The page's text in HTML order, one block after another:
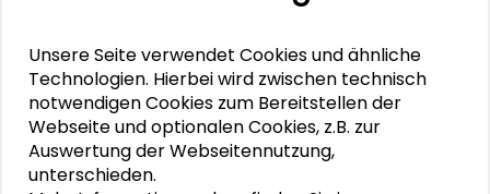
Politische Steuerung der Stadtentwicklung.
Das Programm „Die soziale Stadt“ in der
Diskussion
Armut und Ausgrenzung in der „Sozialen
Stadt“. Konzepte und Rezepte auf dem
Unsere Seite verwendet Cookies und ähnliche
Technologien. Hierbei wird zwischen technisch
notwendigen Cookies zum Bereitstellen der
Webseite und optionalen Cookies, z.B. zur
Auswertung der Webseitennutzung,
unterschieden.